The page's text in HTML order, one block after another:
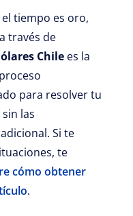
tiempo es oro,
a través de
Chile es la
para resolver tu
sin las
Si te
te
cómo obtener
.